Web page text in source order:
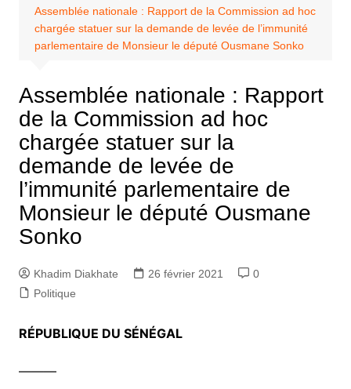
Assemblée nationale : Rapport de la Commission ad hoc
chargée statuer sur la demande de levée de l’immunité
parlementaire de Monsieur le député Ousmane Sonko
Assemblée nationale : Rapport
de la Commission ad hoc
chargée statuer sur la
demande de levée de
l’immunité parlementaire de
Monsieur le député Ousmane
Sonko
Khadim Diakhate 26 février 2021
0
Politique
RÉPUBLIQUE DU SÉNÉGAL
———